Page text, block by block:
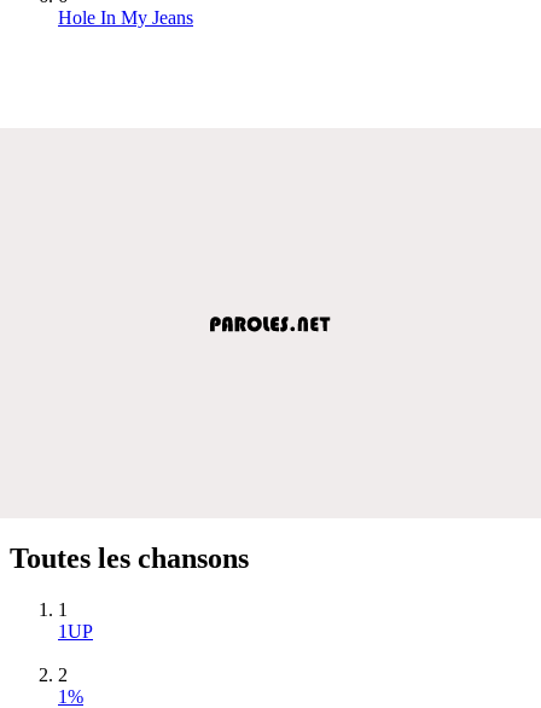
Hole In My Jeans
Toutes les chansons
1
1UP
2
1%